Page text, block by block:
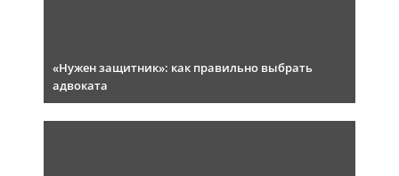
«Нужен защитник»: как правильно выбрать
адвоката